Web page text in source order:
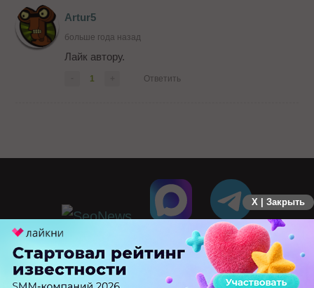
Artur5
больше года назад
Лайк автору.
1 Ответить
X | Закрыть
ПЕРЕЙТИ НА ПОЛНУЮ ВЕРСИЮ
© SEOnews.ru Все права защищены. 2026